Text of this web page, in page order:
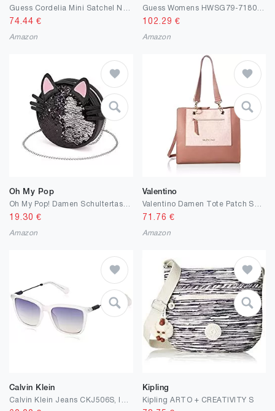
74.44 €
Amazon
102.29 €
Amazon
Oh My Pop
19.30 €
Amazon
Valentino
71.76 €
Amazon
Calvin Klein
Kipling
Kipling ARTO + CREATIVITY S